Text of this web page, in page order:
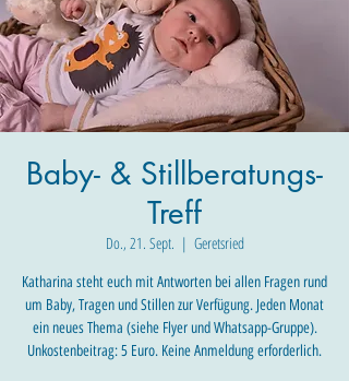
Baby- & Stillberatungs-
Treff
Do., 21. Sept.
  |
Geretsried
Katharina steht euch mit Antworten bei allen Fragen rund
um Baby, Tragen und Stillen zur Verfügung. Jeden Monat
ein neues Thema (siehe Flyer und Whatsapp-Gruppe).
Unkostenbeitrag: 5 Euro. Keine Anmeldung erforderlich.